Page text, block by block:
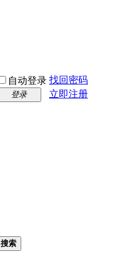
自动登录 找回密码
登录
立即注册
搜索